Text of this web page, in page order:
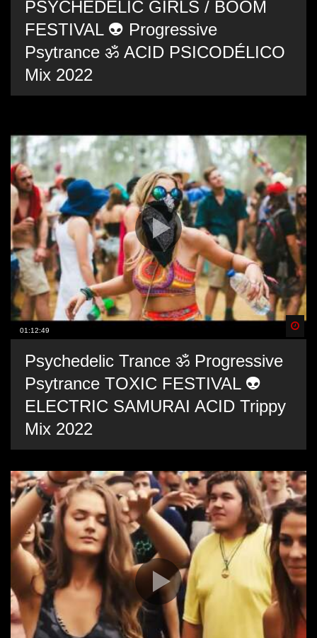
PSYCHEDELIC GIRLS / BOOM
FESTIVAL 👽 Progressive
Psytrance ॐ ACID PSICODÉLICO
Mix 2022
01:12:49
Psychedelic Trance ॐ Progressive
Psytrance TOXIC FESTIVAL 👽
ELECTRIC SAMURAI ACID Trippy
Mix 2022